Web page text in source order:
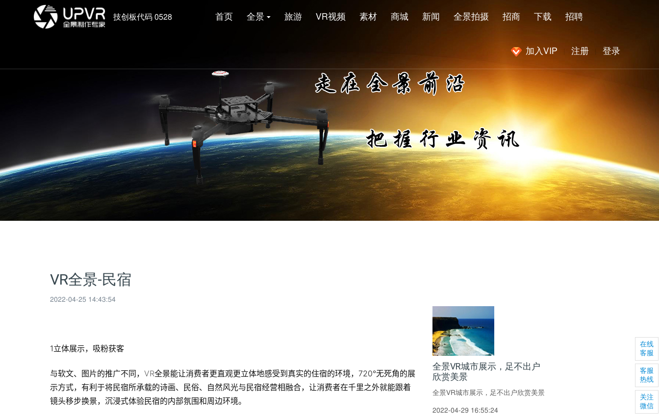
技创板代码 0528 首页 全景 旅游 VR视频 素材 商城 新闻 全景拍摄 招商 下载 招聘
加入VIP 注册 登录
VR全景-民宿
2022-04-25 14:43:54
1立体展示，吸粉获客
与软文、图片的推广不同， VR全景能让消费者更直观更立体地感受到真实的住宿的环境，720°无死角的展
示方式，有利于将民宿所承载的诗画、民俗、自然风光与民宿经营相融合，让消费者在千里之外就能跟着
镜头移步换景，沉浸式体验民宿的内部氛围和周边环境。
全景VR城市展示，足不出户
欣赏美景
全景VR城市展示，足不出户欣赏美景
2022-04-29 16:55:24
在线
客服
客服
热线
关注
微信